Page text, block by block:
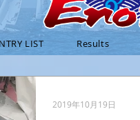
2019年10月19日
LIST Results